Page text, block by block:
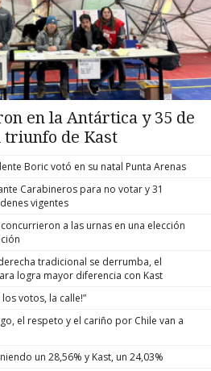
en la Antártica y 35 de
de Kast
Boric votó en su natal Punta Arenas
Carabineros para no votar y 31
vigentes
a las urnas en una elección
tradicional se derrumba, el
logra mayor diferencia con Kast
los votos, la calle!”
el respeto y el cariño por Chile van a
un 28,56% y Kast, un 24,03%